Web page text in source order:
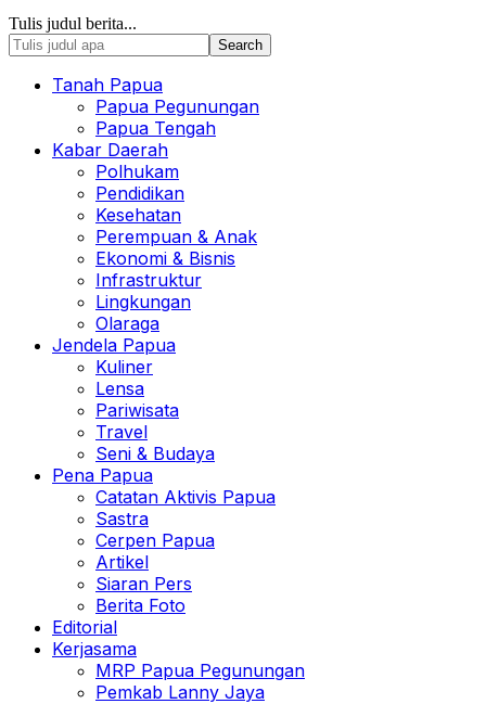
Tulis judul berita...
Tanah Papua
Papua Pegunungan
Papua Tengah
Kabar Daerah
Polhukam
Pendidikan
Kesehatan
Perempuan & Anak
Ekonomi & Bisnis
Infrastruktur
Lingkungan
Olaraga
Jendela Papua
Kuliner
Lensa
Pariwisata
Travel
Seni & Budaya
Pena Papua
Catatan Aktivis Papua
Sastra
Cerpen Papua
Artikel
Siaran Pers
Berita Foto
Editorial
Kerjasama
MRP Papua Pegunungan
Pemkab Lanny Jaya